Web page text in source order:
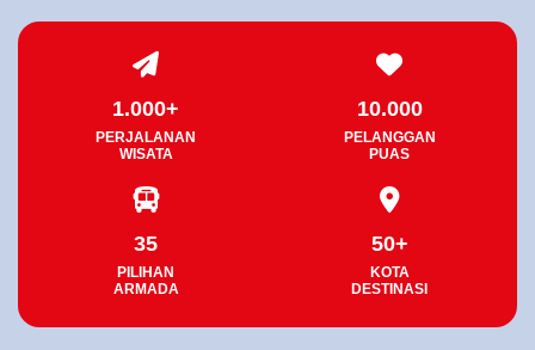
1.000+
PERJALANAN
WISATA
10.000
PELANGGAN
PUAS
35
PILIHAN
ARMADA
50+
KOTA
DESTINASI